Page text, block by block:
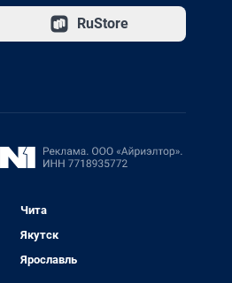
RuStore
Чита
Якутск
Ярославль